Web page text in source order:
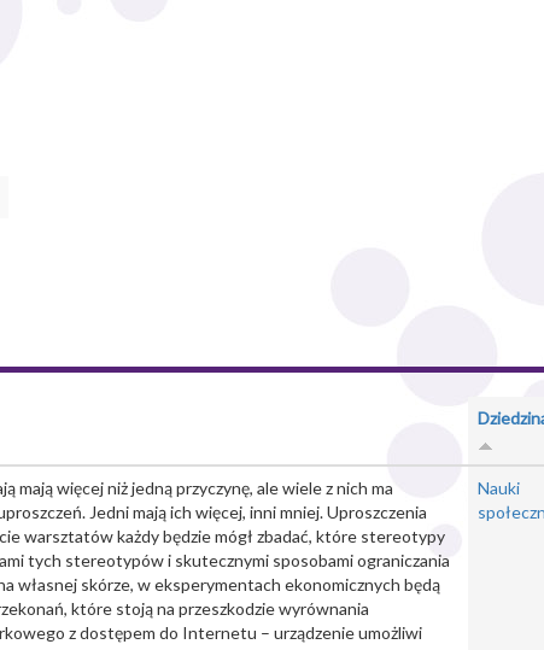
mają więcej niż jedną przyczynę, ale wiele z nich ma
Jedni mają ich więcej, inni mniej. Uproszczenia
warsztatów każdy będzie mógł zbadać, które stereotypy
tych stereotypów i skutecznymi sposobami ograniczania
własnej skórze, w eksperymentach ekonomicznych będą
które stoją na przeszkodzie wyrównania
z dostępem do Internetu – urządzenie umożliwi
Nauki